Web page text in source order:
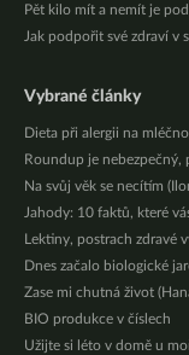
Pět kilo mít a nemít je
Jak podpořit své zdraví v
Vybrané články
Dieta při alergii na
Roundup je nebezpečný,
Na svůj věk se necítím
Jahody: 10 faktů, které
Lektiny, postrach zdravé
Dnes začalo biologické
Zase mi chutná život
BIO produkce v číslech
Užijte si léto v domě u